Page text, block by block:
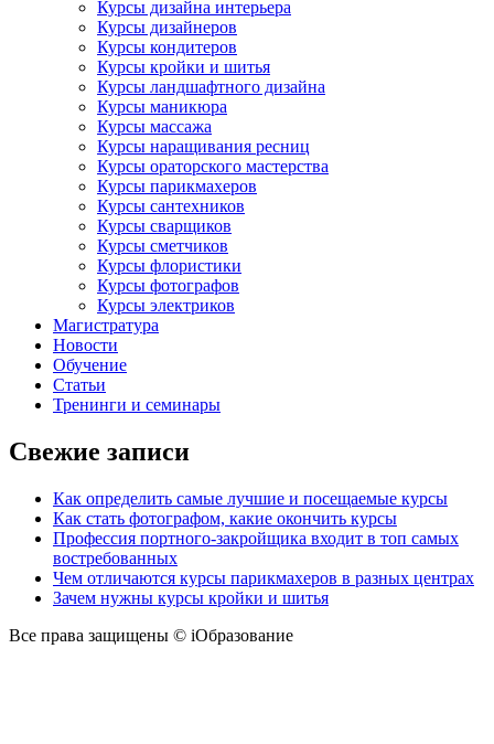
Курсы дизайна интерьера
Курсы дизайнеров
Курсы кондитеров
Курсы кройки и шитья
Курсы ландшафтного дизайна
Курсы маникюра
Курсы массажа
Курсы наращивания ресниц
Курсы ораторского мастерства
Курсы парикмахеров
Курсы сантехников
Курсы сварщиков
Курсы сметчиков
Курсы флористики
Курсы фотографов
Курсы электриков
Магистратура
Новости
Обучение
Статьи
Тренинги и семинары
Свежие записи
Как определить самые лучшие и посещаемые курсы
Как стать фотографом, какие окончить курсы
Профессия портного-закройщика входит в топ самых
востребованных
Чем отличаются курсы парикмахеров в разных центрах
Зачем нужны курсы кройки и шитья
Все права защищены © iОбразование